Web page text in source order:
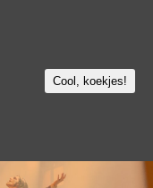
Cool, koekjes!